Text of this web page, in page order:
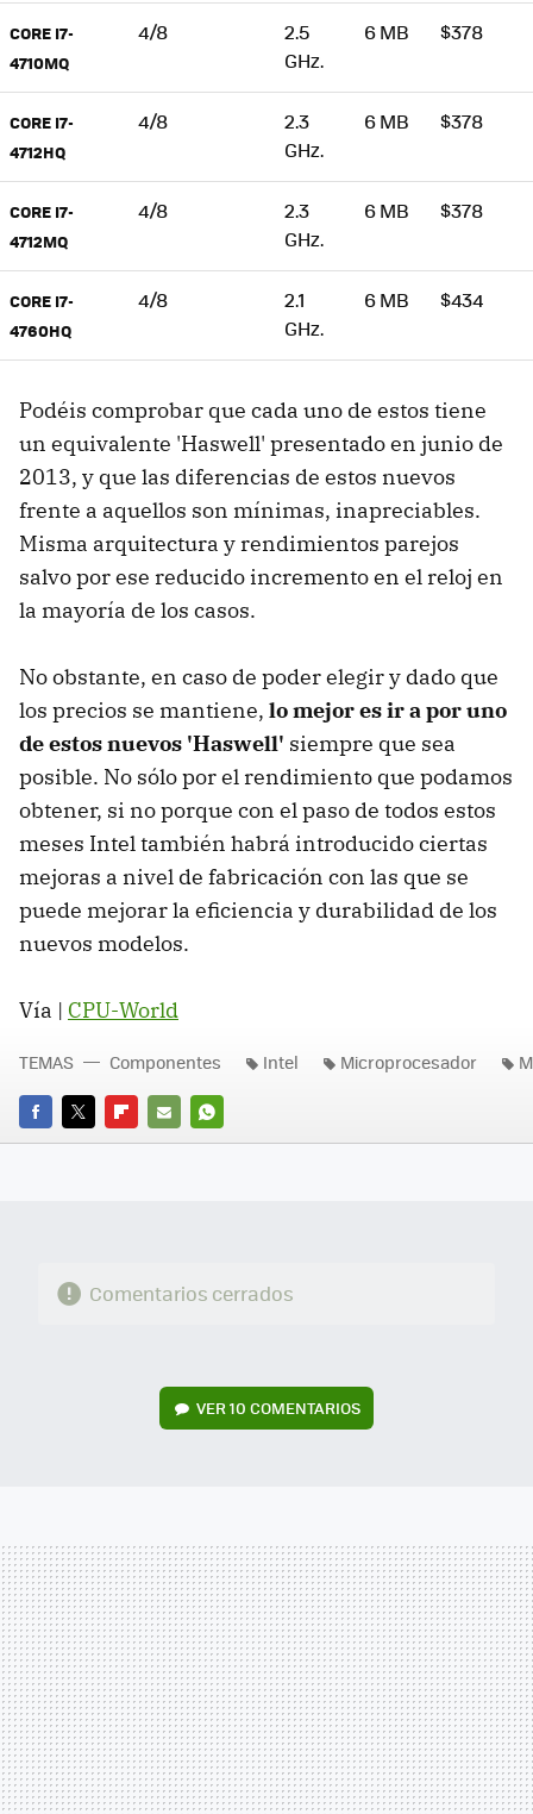
CORE I7-
4710MQ
4/8
2.5
GHz.
6 MB $378
CORE I7-
4712HQ
4/8
2.3
GHz.
6 MB $378
CORE I7-
4712MQ
4/8
2.3
GHz.
6 MB $378
CORE I7-
4760HQ
4/8
2.1
GHz.
6 MB $434
Podéis comprobar que cada uno de estos tiene
un equivalente 'Haswell' presentado en junio de
2013, y que las diferencias de estos nuevos
frente a aquellos son mínimas, inapreciables.
Misma arquitectura y rendimientos parejos
salvo por ese reducido incremento en el reloj en
la mayoría de los casos.
No obstante, en caso de poder elegir y dado que
los precios se mantiene, lo mejor es ir a por uno
de estos nuevos 'Haswell' siempre que sea
posible. No sólo por el rendimiento que podamos
obtener, si no porque con el paso de todos estos
meses Intel también habrá introducido ciertas
mejoras a nivel de fabricación con las que se
puede mejorar la eficiencia y durabilidad de los
nuevos modelos.
Vía | CPU-World
FACEBOOK
TWITTERFLIPBOARD
E-
WHATSAPP
TEMAS Componentes Intel Microprocesador
Comentarios cerrados
VER 10 COMENTARIOS